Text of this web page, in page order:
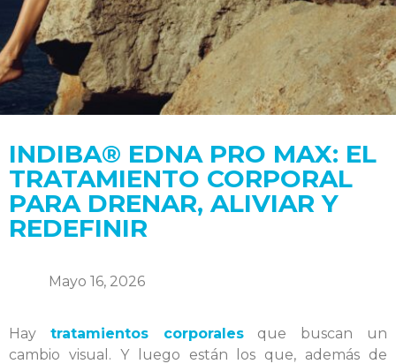
INDIBA® EDNA PRO MAX: EL
TRATAMIENTO CORPORAL
PARA DRENAR, ALIVIAR Y
REDEFINIR
Mayo 16, 2026
Hay tratamientos corporalesque buscan un
cambio visual. Y luego están los que, además de